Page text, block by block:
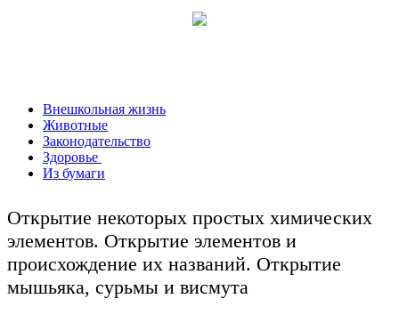
Внешкольная жизнь
Животные
Законодательство
Здоровье
Из бумаги
Открытие некоторых простых химических
элементов. Открытие элементов и
происхождение их названий. Открытие
мышьяка, сурьмы и висмута